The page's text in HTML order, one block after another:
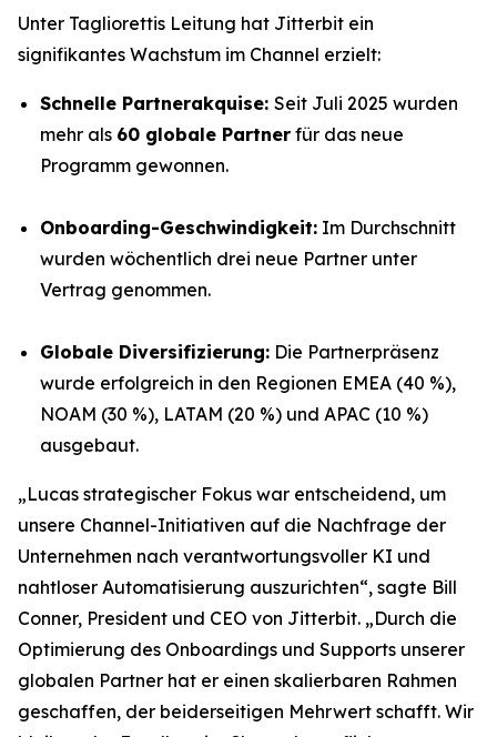
Unter Tagliorettis Leitung hat Jitterbit ein
signifikantes Wachstum im Channel erzielt:
Schnelle Partnerakquise: Seit Juli 2025 wurden
mehr als 60 globale Partner für das neue
Programm gewonnen.
Onboarding-Geschwindigkeit: Im Durchschnitt
wurden wöchentlich drei neue Partner unter
Vertrag genommen.
Globale Diversifizierung: Die Partnerpräsenz
wurde erfolgreich in den Regionen EMEA (40 %),
NOAM (30 %), LATAM (20 %) und APAC (10 %)
ausgebaut.
„Lucas strategischer Fokus war entscheidend, um
unsere Channel-Initiativen auf die Nachfrage der
Unternehmen nach verantwortungsvoller KI und
nahtloser Automatisierung auszurichten“, sagte Bill
Conner, President und CEO von Jitterbit. „Durch die
Optimierung des Onboardings und Supports unserer
globalen Partner hat er einen skalierbaren Rahmen
geschaffen, der beiderseitigen Mehrwert schafft. Wir